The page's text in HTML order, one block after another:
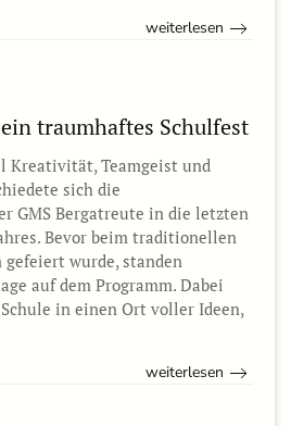
weiterlesen
traumhaftes Schulfest
Kreativität, Teamgeist und
sich die
GMS Bergatreute in die letzten
Bevor beim traditionellen
gefeiert wurde, standen
auf dem Programm. Dabei
in einen Ort voller Ideen,
weiterlesen